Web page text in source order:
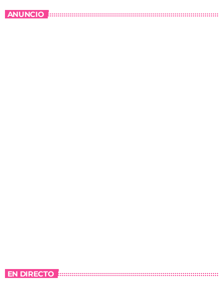
ANUNCIO
EN DIRECTO